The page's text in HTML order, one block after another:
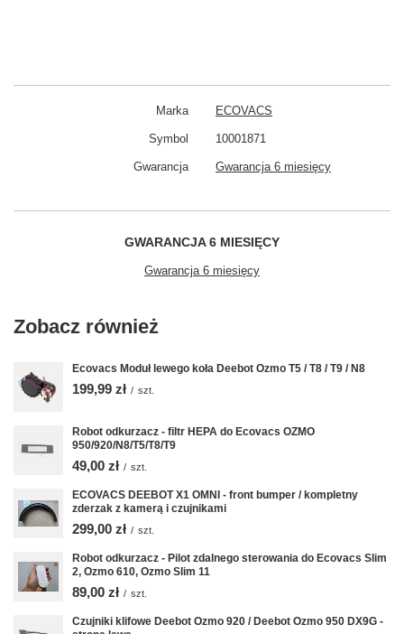
Marka ECOVACS
Symbol 10001871
Gwarancja Gwarancja 6 miesięcy
GWARANCJA 6 MIESIĘCY
Gwarancja 6 miesięcy
Zobacz również
Ecovacs Moduł lewego koła Deebot Ozmo T5 / T8 / T9 / N8
199,99 zł / szt.
Robot odkurzacz - filtr HEPA do Ecovacs OZMO
950/920/N8/T5/T8/T9
49,00 zł / szt.
ECOVACS DEEBOT X1 OMNI - front bumper / kompletny
zderzak z kamerą i czujnikami
299,00 zł / szt.
Robot odkurzacz - Pilot zdalnego sterowania do Ecovacs Slim
2, Ozmo 610, Ozmo Slim 11
89,00 zł / szt.
Czujniki klifowe Deebot Ozmo 920 / Deebot Ozmo 950 DX9G -